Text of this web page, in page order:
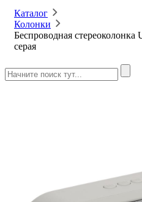
Каталог
Колонки
Беспроводная стереоколонка
серая